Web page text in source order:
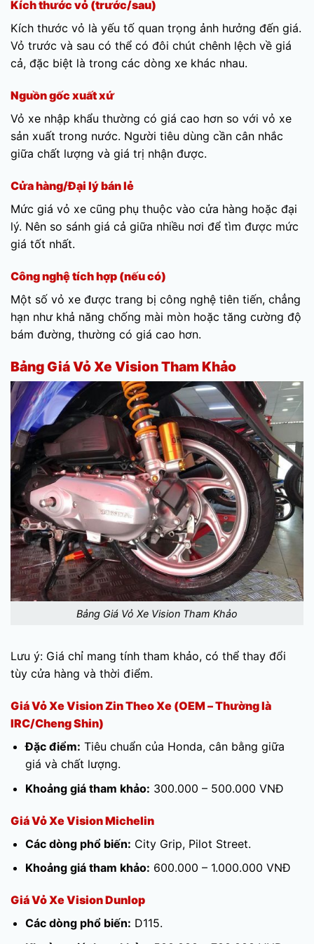
Kích thước vỏ (trước/sau)
Kích thước vỏ là yếu tố quan trọng ảnh hưởng đến giá.
Vỏ trước và sau có thể có đôi chút chênh lệch về giá
cả, đặc biệt là trong các dòng xe khác nhau.
Nguồn gốc xuất xứ
Vỏ xe nhập khẩu thường có giá cao hơn so với vỏ xe
sản xuất trong nước. Người tiêu dùng cần cân nhắc
giữa chất lượng và giá trị nhận được.
Cửa hàng/Đại lý bán lẻ
Mức giá vỏ xe cũng phụ thuộc vào cửa hàng hoặc đại
lý. Nên so sánh giá cả giữa nhiều nơi để tìm được mức
giá tốt nhất.
Công nghệ tích hợp (nếu có)
Một số vỏ xe được trang bị công nghệ tiên tiến, chẳng
hạn như khả năng chống mài mòn hoặc tăng cường độ
bám đường, thường có giá cao hơn.
Bảng Giá Vỏ Xe Vision Tham Khảo
Bảng Giá Vỏ Xe Vision Tham Khảo
Lưu ý: Giá chỉ mang tính tham khảo, có thể thay đổi
tùy cửa hàng và thời điểm.
Giá Vỏ Xe Vision Zin Theo Xe (OEM – Thường là
IRC/Cheng Shin)
Đặc điểm: Tiêu chuẩn của Honda, cân bằng giữa
giá và chất lượng.
Khoảng giá tham khảo: 300.000 – 500.000 VNĐ
Giá Vỏ Xe Vision Michelin
Các dòng phổ biến: City Grip, Pilot Street.
Khoảng giá tham khảo: 600.000 – 1.000.000 VNĐ
Giá Vỏ Xe Vision Dunlop
Các dòng phổ biến: D115.